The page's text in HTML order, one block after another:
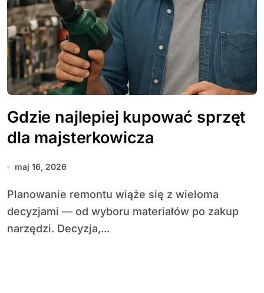
Gdzie najlepiej kupować sprzęt
dla majsterkowicza
maj 16, 2026
Planowanie remontu wiąże się z wieloma
decyzjami — od wyboru materiałów po zakup
narzędzi. Decyzja,...